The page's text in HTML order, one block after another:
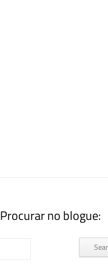
Procurar no blogue: